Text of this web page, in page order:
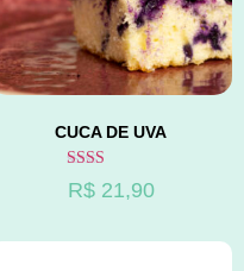
CUCA DE UVA
Avaliação
2.10
R$21,90